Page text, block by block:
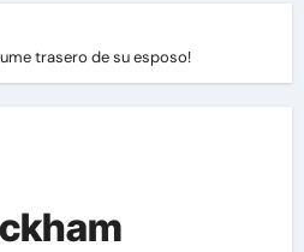
trasero de su esposo!